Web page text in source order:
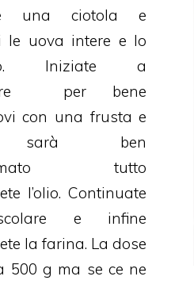
una ciotola e
le uova intere e lo
Iniziate a
per bene
con una frusta e
sarà ben
tutto
l’olio. Continuate
e infine
la farina. La dose
500 g ma se ce ne